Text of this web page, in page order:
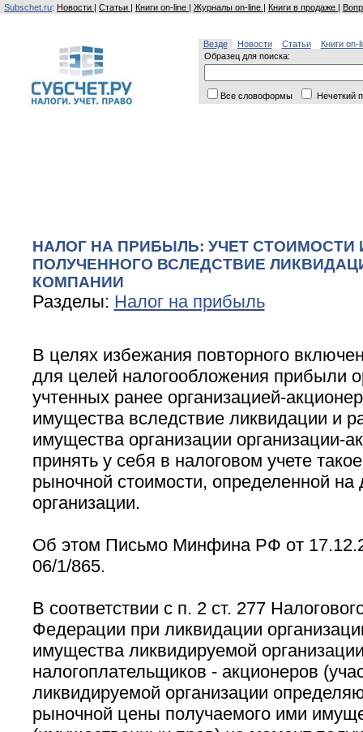
Subschet.ru: Новости | Статьи | Книги on-line | Журналы on-line | Книги в продаже |
Везде Новости Статьи
Книги on-
Образец для поиска:
Все словоформы Нечеткий
НАЛОГ НА ПРИБЫЛЬ: УЧЕТ СТОИМОСТИ
ПОЛУЧЕННОГО ВСЛЕДСТВИЕ
КОМПАНИИ
Разделы: Налог на прибыль
В целях избежания повторного
для целей налогообложения прибыли
учтенных ранее организацией-
имущества вследствие ликвидации и
имущества организации организации-
принять у себя в налоговом учете
рыночной стоимости, определенной на
организации.
Об этом Письмо Минфина РФ от
06/1/865.
В соответствии с п. 2 ст. 277
Федерации при ликвидации
имущества ликвидируемой
налогоплательщиков - акционеров
ликвидируемой организации
рыночной цены получаемого ими